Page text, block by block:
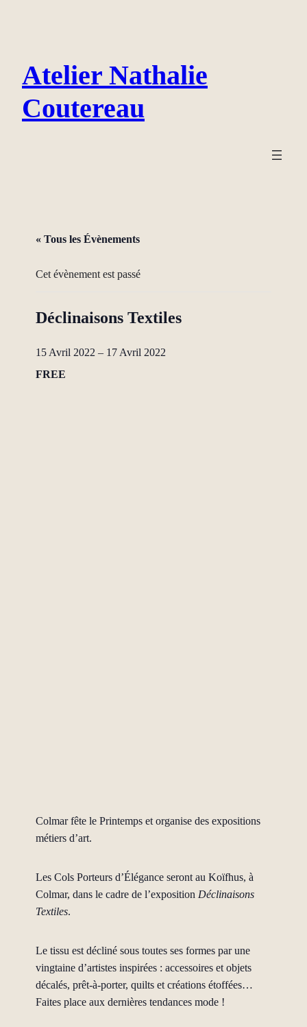
Atelier Nathalie
Coutereau
« Tous les Évènements
Cet évènement est passé
Déclinaisons Textiles
15 Avril 2022 – 17 Avril 2022
FREE
Colmar fête le Printemps et organise des expositions
métiers d’art.
Les Cols Porteurs d’Élégance seront au Koïfhus, à
Colmar, dans le cadre de l’exposition Déclinaisons
Textiles.
Le tissu est décliné sous toutes ses formes par une
vingtaine d’artistes inspirées : accessoires et objets
décalés, prêt-à-porter, quilts et créations étoffées…
Faites place aux dernières tendances mode !